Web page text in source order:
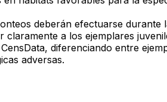
deberán efectuarse
claramente a los ejemplares
CensData, diferenciando entre
adversas.